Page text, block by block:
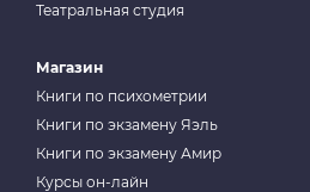
Театральная студия
Магазин
Книги по психометрии
Книги по экзамену Яэль
Книги по экзамену Амир
Курсы он-лайн